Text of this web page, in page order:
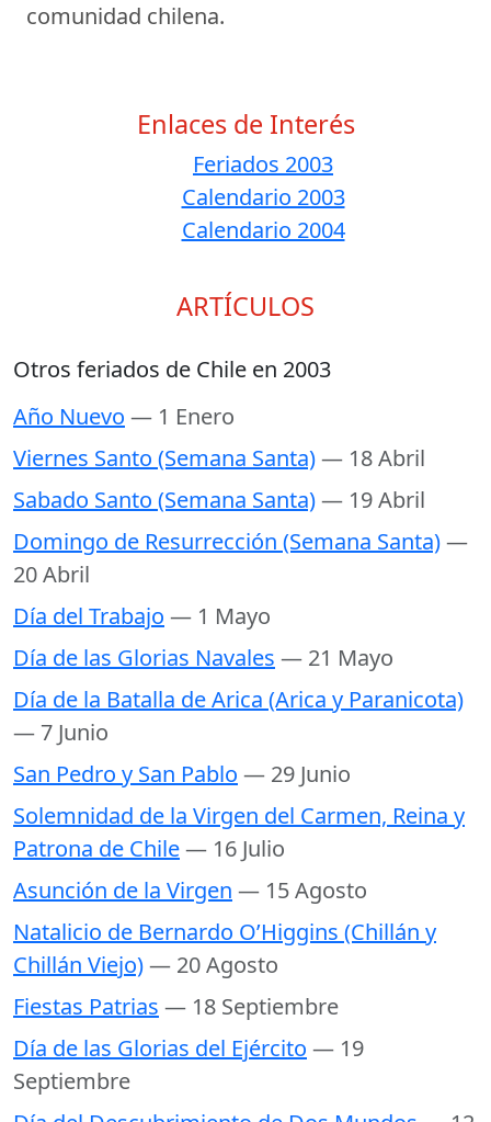
comunidad chilena.
Enlaces de Interés
Feriados 2003
Calendario 2003
Calendario 2004
ARTÍCULOS
Otros feriados de Chile en 2003
Año Nuevo — 1 Enero
Viernes Santo (Semana Santa)— 18 Abril
Sabado Santo (Semana Santa)— 19 Abril
Domingo de Resurrección (Semana Santa)—
20 Abril
Día del Trabajo — 1 Mayo
Día de las Glorias Navales — 21 Mayo
Día de la Batalla de Arica (Arica y Paranicota)
— 7 Junio
San Pedro y San Pablo — 29 Junio
Solemnidad de la Virgen del Carmen, Reina y
Patrona de Chile— 16 Julio
Asunción de la Virgen — 15 Agosto
Natalicio de Bernardo O’Higgins (Chillán y
Chillán Viejo)— 20 Agosto
Fiestas Patrias — 18 Septiembre
Día de las Glorias del Ejército — 19
Septiembre